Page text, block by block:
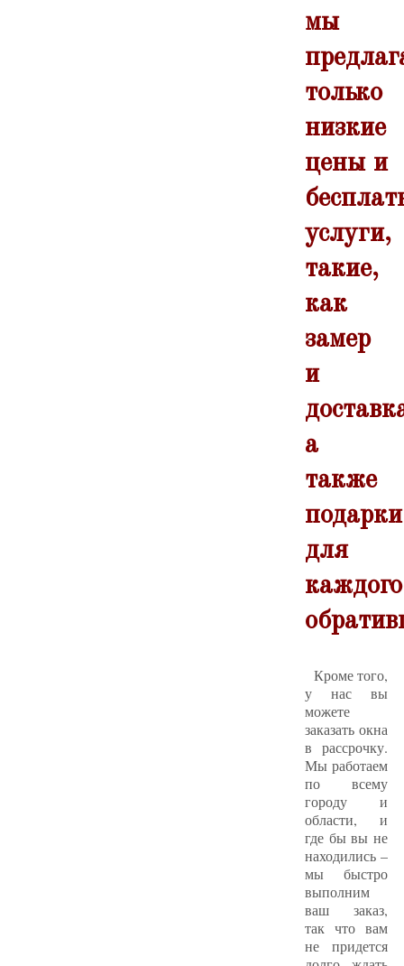
мы
только
низкие
цены и
услуги,
такие,
как
замер
и
а
также
подарки
для
каждого
Кроме того,
у нас вы
можете
заказать окна
в рассрочку.
Мы работаем
по всему
городу и
области, и
где бы вы не
находились –
мы быстро
выполним
ваш заказ,
так что вам
не придется